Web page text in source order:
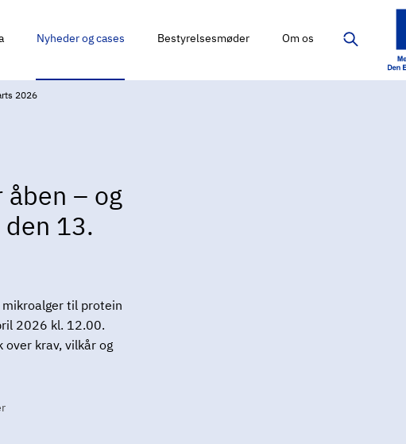
Nyheder og cases Bestyrelsesmøder Om os
2026
– og
13.
til protein
2026 kl. 12.00.
over krav, vilkår og